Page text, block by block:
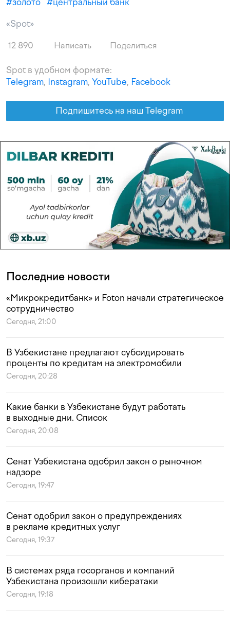
#золото #центральный банк
«Spot»
12 890 Написать Поделиться
Spot в удобном формате:
Telegram, Instagram, YouTube, Facebook
Подпишитесь на наш Telegram
Последние новости
«Микрокредитбанк» и Foton начали стратегическое
сотрудничество
Сегодня, 21:00
В Узбекистане предлагают субсидировать
проценты по кредитам на электромобили
Сегодня, 20:28
Какие банки в Узбекистане будут работать
в выходные дни. Список
Сегодня, 20:08
Сенат Узбекистана одобрил закон о рыночном
надзоре
Сегодня, 19:47
Сенат одобрил закон о предупреждениях
в рекламе кредитных услуг
Сегодня, 19:37
В системах ряда госорганов и компаний
Узбекистана произошли кибератаки
Сегодня, 19:18